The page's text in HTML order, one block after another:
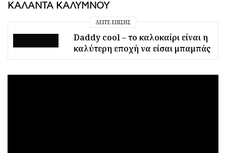
ΚΑΛΑΝΤΑ ΚΑΛΥΜΝΟΥ
ΔΕΊΤΕ ΕΠΊΣΗΣ
Daddy cool – το καλοκαίρι είναι η
καλύτερη εποχή να είσαι μπαμπάς